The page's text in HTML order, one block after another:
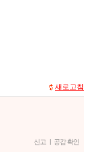
새로고침
신고 | 공감 확인